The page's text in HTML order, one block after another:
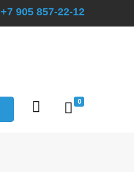
+7 905 857-22-12
0